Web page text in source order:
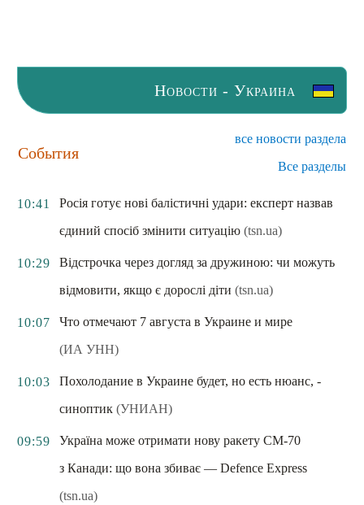
Новости - Украина
События
все новости раздела
Все разделы
10:41
Росія готує нові балістичні удари: експерт назвав
єдиний спосіб змінити ситуацію (tsn.ua)
10:29
Відстрочка через догляд за дружиною: чи можуть
відмовити, якщо є дорослі діти (tsn.ua)
10:07
Что отмечают 7 августа в Украине и мире
(ИА УНН)
10:03
Похолодание в Украине будет, но есть нюанс, -
синоптик (УНИАН)
09:59
Україна може отримати нову ракету CM-70
з Канади: що вона збиває — Defence Express
(tsn.ua)